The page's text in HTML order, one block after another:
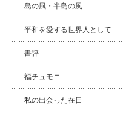
島の風・半島の風
平和を愛する世界人として
書評
福チュモニ
私の出会った在日